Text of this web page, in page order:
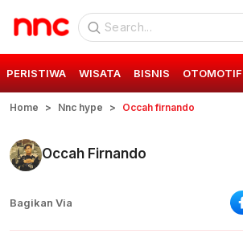
PERISTIWA WISATA BISNIS OTOMOTIF
Home Nnc hype Occah firnando
Occah Firnando
Bagikan Via